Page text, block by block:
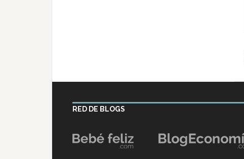
RED DE BLOGS